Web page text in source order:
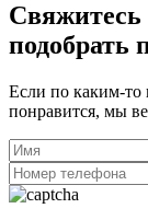
подобрать
Если по каким-то
понравится, мы